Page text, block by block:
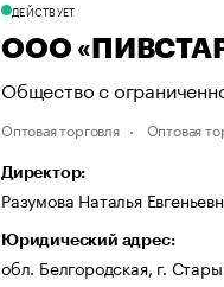
ДЕЙСТВУЕТ
ООО
Общество с
Оптовая торговля Оптовая
Директор:
Разумова Наталья
Юридический адрес:
обл. Белгородская, г.